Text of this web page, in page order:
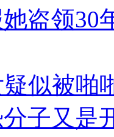
盗领30
似被啪
子又是